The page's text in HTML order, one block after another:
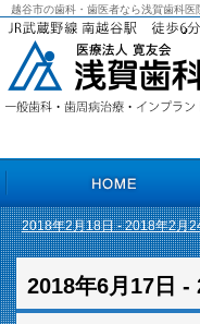
2018年6月17日 -
越谷市の歯科・歯医者なら浅賀歯科
2018年2月18日 - 2018年2月
HOME